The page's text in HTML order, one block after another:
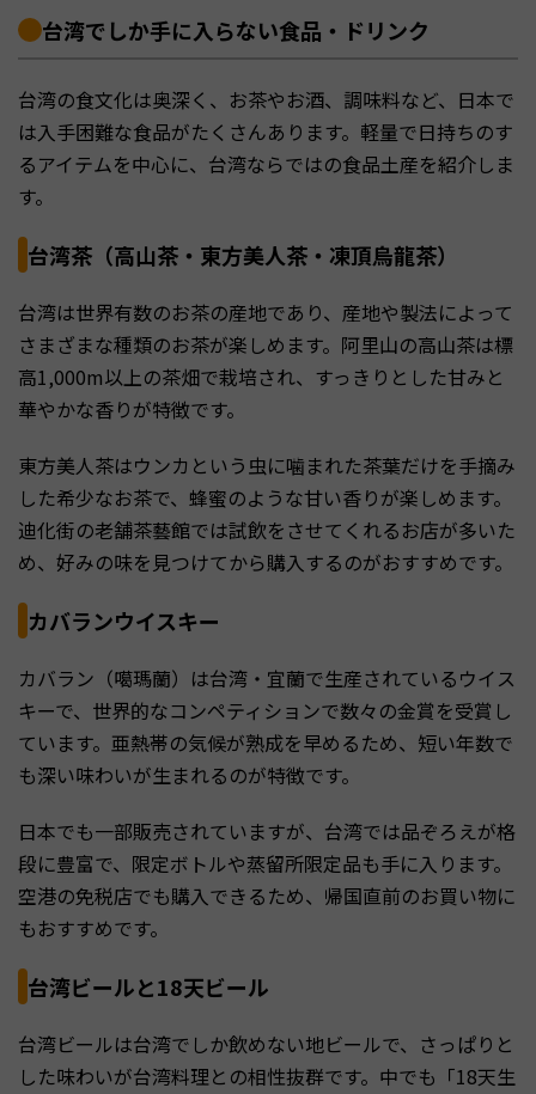
台湾でしか手に入らない食品・ドリンク
台湾の食文化は奥深く、お茶やお酒、調味料など、日本で
は入手困難な食品がたくさんあります。軽量で日持ちのす
るアイテムを中心に、台湾ならではの食品土産を紹介しま
す。
台湾茶（高山茶・東方美人茶・凍頂烏龍茶）
台湾は世界有数のお茶の産地であり、産地や製法によって
さまざまな種類のお茶が楽しめます。阿里山の高山茶は標
高1,000m以上の茶畑で栽培され、すっきりとした甘みと
華やかな香りが特徴です。
東方美人茶はウンカという虫に噛まれた茶葉だけを手摘み
した希少なお茶で、蜂蜜のような甘い香りが楽しめます。
迪化街の老舗茶藝館では試飲をさせてくれるお店が多いた
め、好みの味を見つけてから購入するのがおすすめです。
カバランウイスキー
カバラン（噶瑪蘭）は台湾・宜蘭で生産されているウイス
キーで、世界的なコンペティションで数々の金賞を受賞し
ています。亜熱帯の気候が熟成を早めるため、短い年数で
も深い味わいが生まれるのが特徴です。
日本でも一部販売されていますが、台湾では品ぞろえが格
段に豊富で、限定ボトルや蒸留所限定品も手に入ります。
空港の免税店でも購入できるため、帰国直前のお買い物に
もおすすめです。
台湾ビールと18天ビール
台湾ビールは台湾でしか飲めない地ビールで、さっぱりと
した味わいが台湾料理との相性抜群です。中でも「18天生